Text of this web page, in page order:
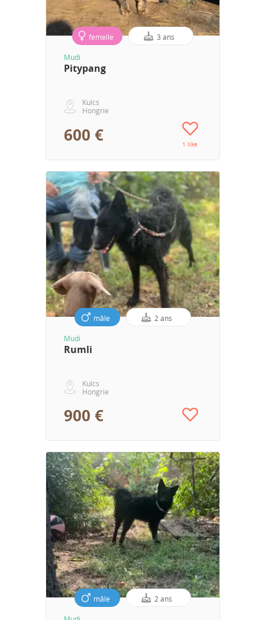
femelle 3 ans
Mudi
Pitypang
Kulcs
Hongrie
600 € 1 like
mâle 2 ans
Mudi
Rumli
Kulcs
Hongrie
900 €
mâle 2 ans